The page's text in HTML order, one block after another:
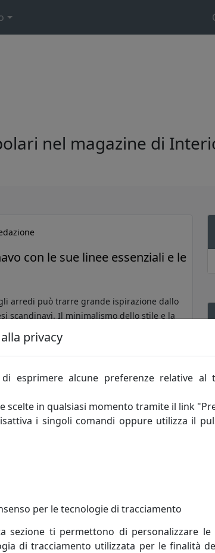
nel magazine di
con le sue linee essenziali e le
arredi può trarre grande ispirazione dallo
scandinavi. Il minimalismo dello stile e la
possono conferire calore alla nostra casa
e accogliente.
privacy
esprimere alcune preferenze relative al
scelte in qualsiasi momento tramite il link
i singoli comandi oppure utilizza il
per le tecnologie di tracciamento
sezione ti permettono di personalizzare le
di tracciamento utilizzata per le finalità